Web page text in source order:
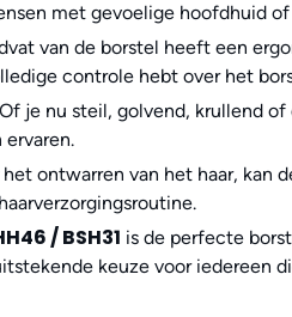
met gevoelige hoofdhuid of
van de borstel heeft een
controle hebt over het
je nu steil, golvend, krullend
ontwarren van het haar, kan
/ BSH31 is de perfecte
keuze voor iedereen